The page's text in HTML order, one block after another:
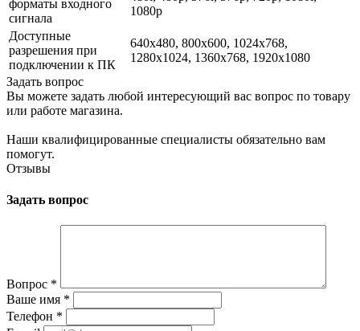
форматы входного
сигнала
1080p
Доступные
разрешения при
подключении к ПК
640x480, 800x600, 1024x768,
1280x1024, 1360x768, 1920x1080
Задать вопрос
Вы можете задать любой интересующий вас вопрос по товару
или работе магазина.
Наши квалифицированные специалисты обязательно вам
помогут.
Отзывы
Задать вопрос
Вопрос *
Ваше имя *
Телефон *